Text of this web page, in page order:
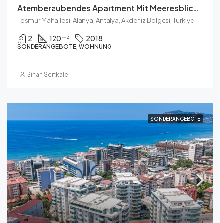
Atemberaubendes Apartment Mit Meeresblick Zum Verkauf In Tosmur
Tosmur Mahallesi, Alanya, Antalya, Akdeniz Bölgesi, Türkiye
2 120m² 2018
SONDERANGEBOTE, WOHNUNG
Sinan Sertkale
SONDERANGEBOTE